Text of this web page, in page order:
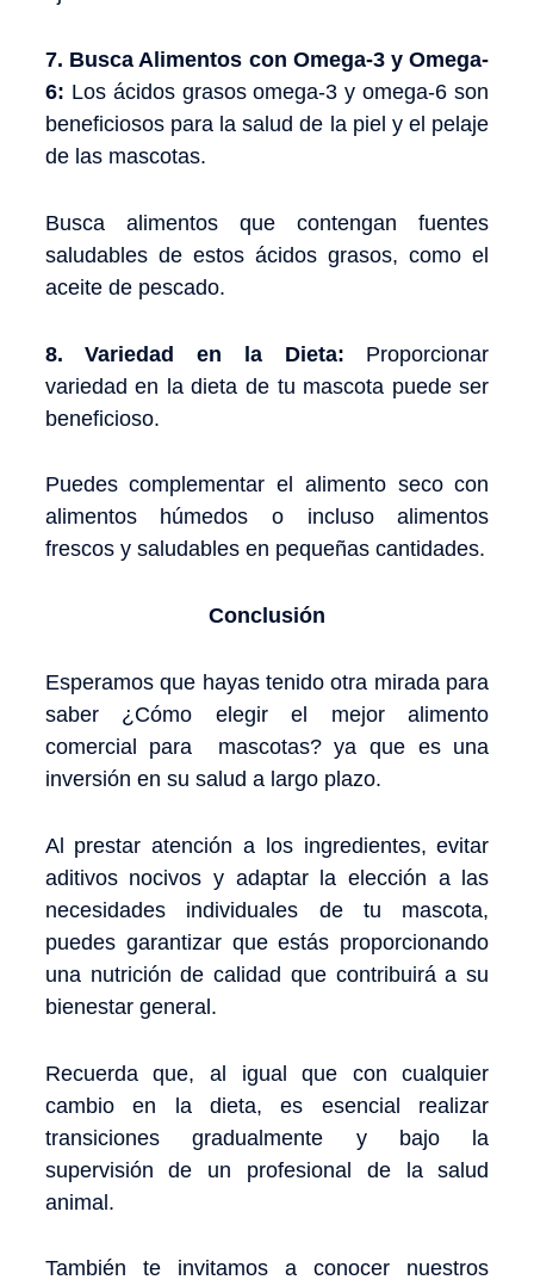
7. Busca Alimentos con Omega-3 y Omega-
6: Los ácidos grasos omega-3 y omega-6 son
beneficiosos para la salud de la piel y el pelaje
de las mascotas.
Busca alimentos que contengan fuentes
saludables de estos ácidos grasos, como el
aceite de pescado.
8. Variedad en la Dieta: Proporcionar
variedad en la dieta de tu mascota puede ser
beneficioso.
Puedes complementar el alimento seco con
alimentos húmedos o incluso alimentos
frescos y saludables en pequeñas cantidades.
Conclusión
Esperamos que hayas tenido otra mirada para
saber ¿Cómo elegir el mejor alimento
comercial para mascotas? ya que es una
inversión en su salud a largo plazo.
Al prestar atención a los ingredientes, evitar
aditivos nocivos y adaptar la elección a las
necesidades individuales de tu mascota,
puedes garantizar que estás proporcionando
una nutrición de calidad que contribuirá a su
bienestar general.
Recuerda que, al igual que con cualquier
cambio en la dieta, es esencial realizar
transiciones gradualmente y bajo la
supervisión de un profesional de la salud
animal.
También te invitamos a conocer nuestros